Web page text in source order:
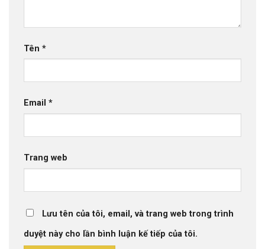
Tên *
Email *
Trang web
Lưu tên của tôi, email, và trang web trong trình
duyệt này cho lần bình luận kế tiếp của tôi.